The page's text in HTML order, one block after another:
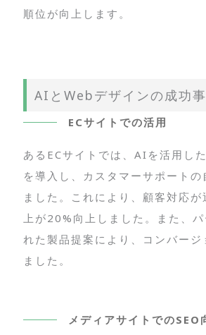
順位が向上します。
AIとWebデザインの成功
ECサイトでの活用
あるECサイトでは、AIを活用し
を導入し、カスタマーサポートの
ました。これにより、顧客対応が
上が20%向上しました。また、
れた製品提案により、コンバージ
ました。
メディアサイトでのSEO